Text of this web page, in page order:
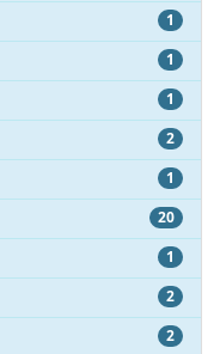
1
1
1
2
1
20
1
2
2